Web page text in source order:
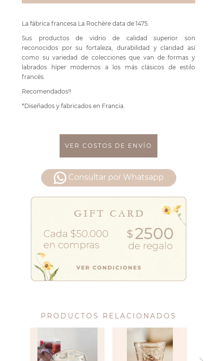
La fábrica francesa La Rochère data de 1475.
Sus productos de vidrio de calidad superior son
reconocidos por su fortaleza, durabilidad y claridad así
como su variedad de colecciones que van de formas y
labrados híper modernos a los más clásicos de estilo
francés.
Recomendados!!
*Diseñados y fabricados en Francia.
VER COSTOS DE ENVÍO
Consultar por Whatsapp
PRODUCTOS RELACIONADOS